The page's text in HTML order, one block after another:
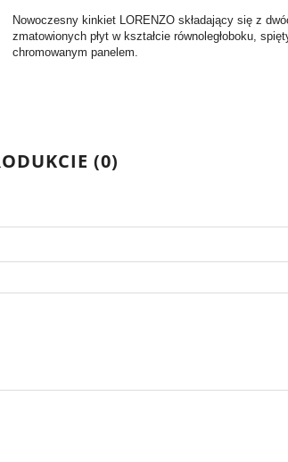
Nowoczesny kinkiet LORENZO składający się z
zmatowionych płyt w kształcie równoległoboku,
chromowanym panelem.
(0)